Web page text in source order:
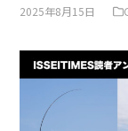
2025年8月15日